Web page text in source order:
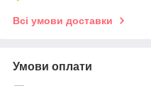
Всі умови доставки
Умови оплати